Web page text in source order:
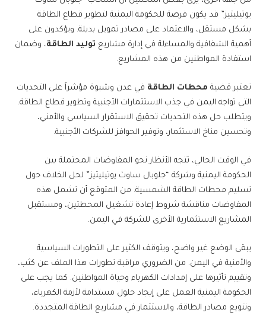
يوتيليتيز” قد يكون فرصة للحكومة اليمنية لتطوير قطاع الطاقة
بشكل مستقل، والاعتماد على مصادر تمويل بديلة. ويؤكدون على
أهمية الشفافية والمساءلة في إدارة مشاريع توليد الطاقة، وضمان
استفادة المواطنين من هذه المشاريع.
تعتبر قضية محطات الطاقة في عدن وشبوة مؤشراً على التحديات
التي تواجه اليمن في جذب الاستثمارات الأجنبية وتطوير قطاع الطاقة.
ويتطلب حل هذه التحديات تحقيق الاستقرار السياسي والأمني،
وتحسين مناخ الاستثمار، وتوفير الحوافز للشركات الأجنبية.
في الوقت الحالي، تتجه الأنظار نحو المفاوضات المحتملة بين
الحكومة اليمنية وشركة “جلوبال ساوث يوتيليتيز” لحل الخلاف حول
تسليم محطات الطاقة الشمسية. من المتوقع أن تشمل هذه
المفاوضات مناقشة شروط إعادة تشغيل المحطتين، ومستقبل
المشاريع الاستثمارية الأخرى للشركة في اليمن.
يبقى الوضع غير واضح، ويتوقف الكثير على التطورات السياسية
والأمنية في اليمن. من الضروري مراقبة تطورات هذا الملف عن كثب،
وتقييم تأثيرها على إمدادات الكهرباء وحياة المواطنين. كما يجب على
الحكومة اليمنية العمل على إيجاد حلول مستدامة لأزمة الكهرباء،
وتنويع مصادر الطاقة، والاستثمار في مشاريع الطاقة المتجددة.